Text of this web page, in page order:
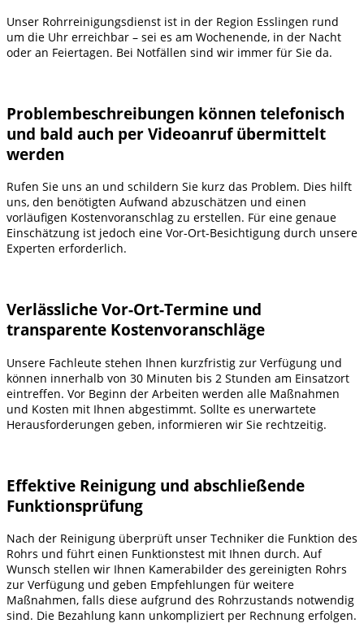
Unser Rohrreinigungsdienst ist in der Region Esslingen rund
um die Uhr erreichbar – sei es am Wochenende, in der Nacht
oder an Feiertagen. Bei Notfällen sind wir immer für Sie da.
Problembeschreibungen können telefonisch
und bald auch per Videoanruf übermittelt
werden
Rufen Sie uns an und schildern Sie kurz das Problem. Dies hilft
uns, den benötigten Aufwand abzuschätzen und einen
vorläufigen Kostenvoranschlag zu erstellen. Für eine genaue
Einschätzung ist jedoch eine Vor-Ort-Besichtigung durch unsere
Experten erforderlich.
Verlässliche Vor-Ort-Termine und
transparente Kostenvoranschläge
Unsere Fachleute stehen Ihnen kurzfristig zur Verfügung und
können innerhalb von 30 Minuten bis 2 Stunden am Einsatzort
eintreffen. Vor Beginn der Arbeiten werden alle Maßnahmen
und Kosten mit Ihnen abgestimmt. Sollte es unerwartete
Herausforderungen geben, informieren wir Sie rechtzeitig.
Effektive Reinigung und abschließende
Funktionsprüfung
Nach der Reinigung überprüft unser Techniker die Funktion des
Rohrs und führt einen Funktionstest mit Ihnen durch. Auf
Wunsch stellen wir Ihnen Kamerabilder des gereinigten Rohrs
zur Verfügung und geben Empfehlungen für weitere
Maßnahmen, falls diese aufgrund des Rohrzustands notwendig
sind. Die Bezahlung kann unkompliziert per Rechnung erfolgen.